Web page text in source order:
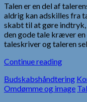
Talen er en del af
aldrig kan adskilles fra
skabt til at gøre
den gode tale kræver
taleskriver og taleren
Continue reading
Budskabshåndtering
Omdømme og image